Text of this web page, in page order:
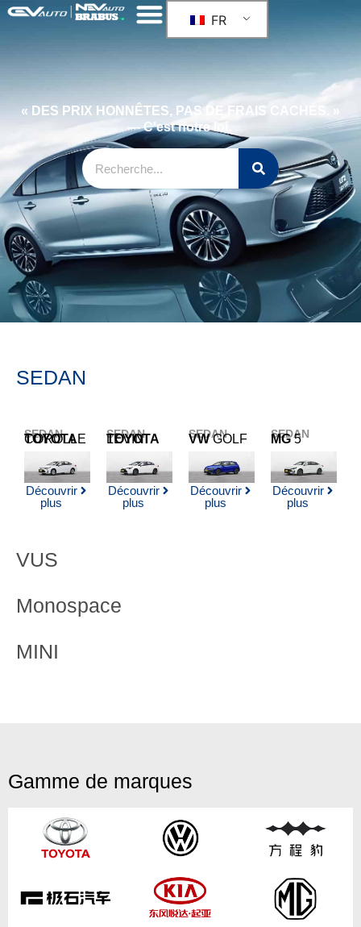
FR
« DES PRIX HONNÊTES, PAS DE FRAIS CACHÉS. »
— C'est notre loi.
SEDAN
SEDAN
TOYOTA
COROLLE
Découvrir
plus
SEDAN
TOYOTA
LEVIN
Découvrir
plus
SEDAN
VWGOLF
Découvrir
plus
SEDAN
MG5
Découvrir
plus
VUS
Monospace
MINI
Gamme de marques